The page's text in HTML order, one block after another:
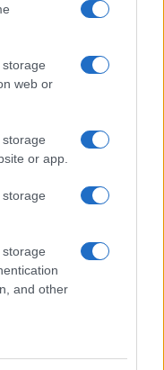
web or
or app.
and other